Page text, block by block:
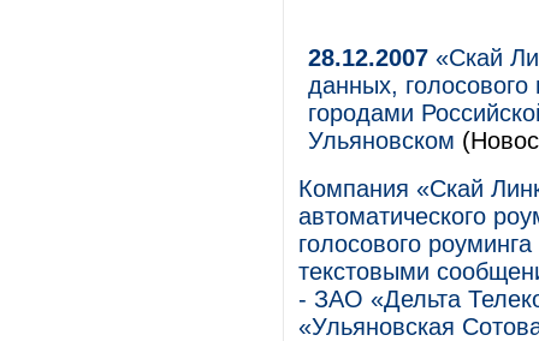
28.12.2007 «Скай
данных,
городами
Ульяновском
Компания «Скай
автоматического
голосового
текстовыми
- ЗАО «Дельта
«Ульяновская